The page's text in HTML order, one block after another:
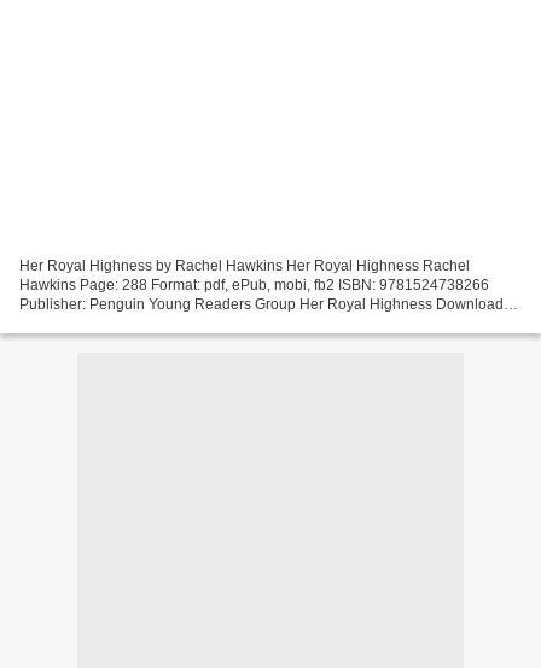
Her Royal Highness by Rachel Hawkins Her Royal Highness Rachel
Hawkins Page: 288 Format: pdf, ePub, mobi, fb2 ISBN: 9781524738266
Publisher: Penguin Young Readers Group Her Royal Highness Download